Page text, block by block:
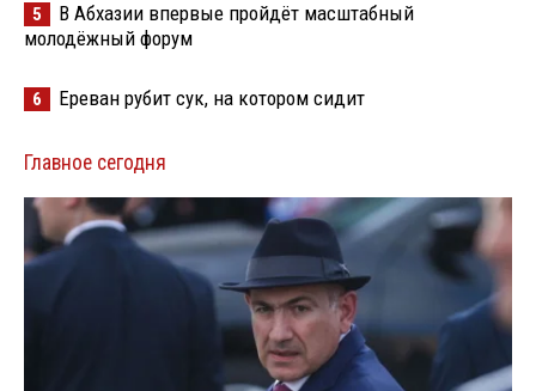
5
В Абхазии впервые пройдёт масштабный
молодёжный форум
6 Ереван рубит сук, на котором сидит
Главное сегодня